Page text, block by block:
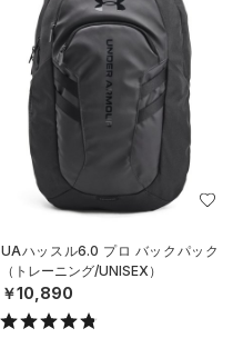
UAハッスル6.0 プロ バックパック
（トレーニング/UNISEX）
￥10,890